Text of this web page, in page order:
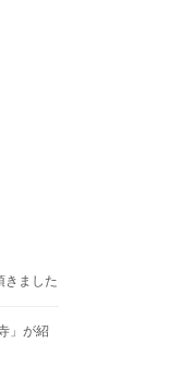
きました
」が紹